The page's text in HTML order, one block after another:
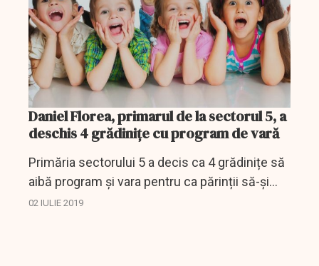
Daniel Florea, primarul de la sectorul 5, a
deschis 4 grădinițe cu program de vară
Primăria sectorului 5 a decis ca 4 grădinițe să
aibă program și vara pentru ca părinții să-și
poată lăsa copii cât timp sunt la serviciu, fără
02 IULIE 2019